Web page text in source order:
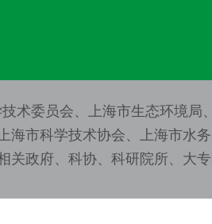
术委员会、上海市生态环境局
海市科学技术协会、上海市水
关政府、科协、科研院所、大